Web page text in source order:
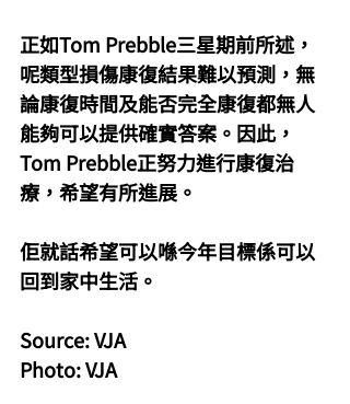
正如Tom Prebble三星期前所述，
呢類型損傷康復結果難以預測，無
論康復時間及能否完全康復都無人
能夠可以提供確實答案。因此，
Tom Prebble正努力進行康復治
療，希望有所進展。
佢就話希望可以喺今年目標係可以
回到家中生活。
Source: VJA
Photo: VJA